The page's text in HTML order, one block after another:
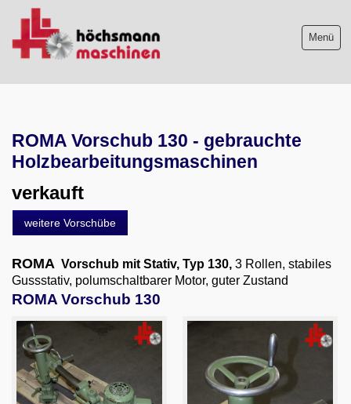
Menü
Maschinenankauf
Videos
Wir über uns
06103-9744-0
Email
English
ROMA Vorschub 130 - gebrauchte
Holzbearbeitungsmaschinen
verkauft
weitere Vorschübe
ROMA Vorschub mit Stativ, Typ 130, 3 Rollen, stabiles
Gussstativ, polumschaltbarer Motor, guter Zustand
ROMA Vorschub 130